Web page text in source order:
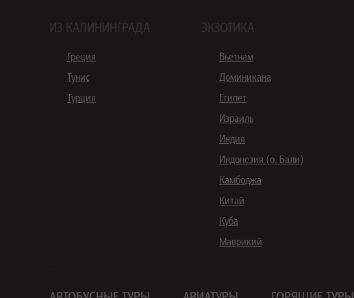
ИЗ КАЛИНИНГРАДА
Греция
Тунис
Турция
ЭКЗОТИКА
Вьетнам
Доминикана
Египет
Израиль
Индия
Индонезия (о. Бали)
Камбоджа
Китай
Куба
Маврикий